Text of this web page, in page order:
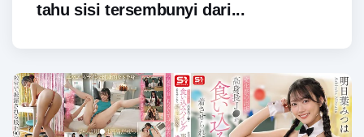
tahu sisi tersembunyi dari...